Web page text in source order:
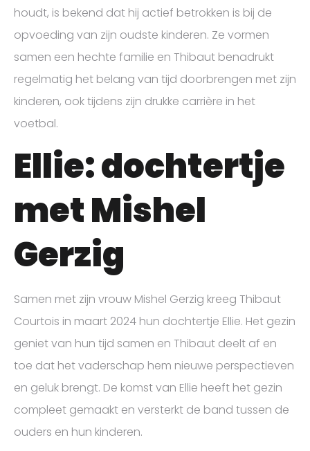
houdt, is bekend dat hij actief betrokken is bij de
opvoeding van zijn oudste kinderen. Ze vormen
samen een hechte familie en Thibaut benadrukt
regelmatig het belang van tijd doorbrengen met zijn
kinderen, ook tijdens zijn drukke carrière in het
voetbal.
Ellie: dochtertje
met Mishel
Gerzig
Samen met zijn vrouw Mishel Gerzig kreeg Thibaut
Courtois in maart 2024 hun dochtertje Ellie. Het gezin
geniet van hun tijd samen en Thibaut deelt af en
toe dat het vaderschap hem nieuwe perspectieven
en geluk brengt. De komst van Ellie heeft het gezin
compleet gemaakt en versterkt de band tussen de
ouders en hun kinderen.